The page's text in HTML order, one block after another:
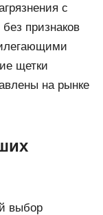
с
признаков
щетки
на рынке
выбор